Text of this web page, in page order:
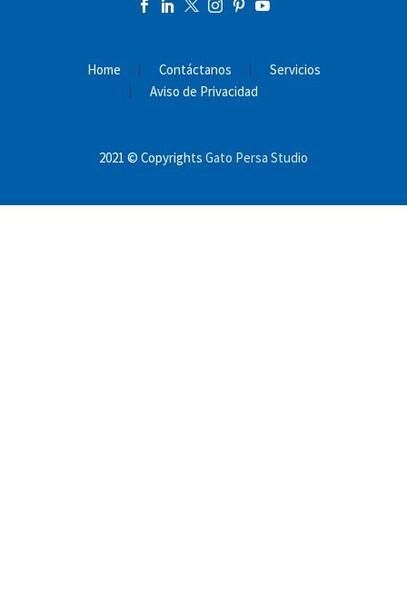
Home Contáctanos
Servicios
Aviso de Privacidad
2021 © Copyrights Gato Persa Studio